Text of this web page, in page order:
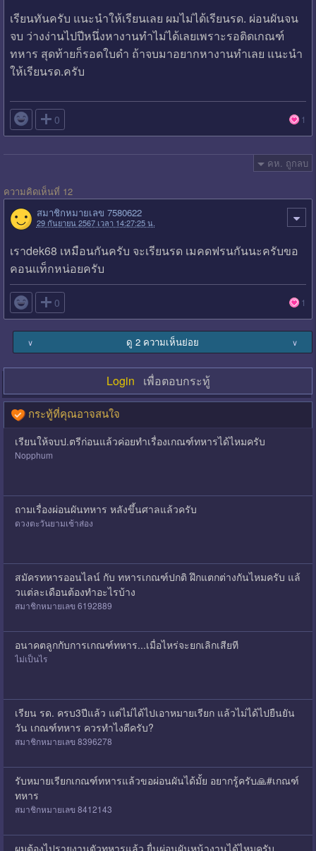
เรียนทันครับ แนะนำให้เรียนเลย ผมไม่ได้เรียนรด. ผ่อนผันจน
จบ ว่างง่านไปปีหนึ่งหางานทำไม่ได้เลยเพราะรอติดเกณฑ์
ทหาร สุดท้ายก็รอดใบดำ ถ้าจบมาอยากหางานทำเลย แนะนำ
ให้เรียนรด.ครับ
 0 1
คห. ถูกลบ
ความคิดเห็นที่ 12
สมาชิกหมายเลข 7580622
29 กันยายน 2567 เวลา 14:27:25 น.
เราdek68 เหมือนกันครับ จะเรียนรด เมคดฟรนกันนะครับขอ
คอนเเท็กหน่อยครับ
 0 1
∨ ดู 2 ความเห็นย่อย ∨
Login เพื่อตอบกระทู้
กระทู้ที่คุณอาจสนใจ
เรียนให้จบป.ตรีก่อนแล้วค่อยทำเรื่องเกณฑ์ทหารได้ไหมครับ
Nopphum
ถามเรื่องผ่อนผันทหาร หลังขึ้นศาลแล้วครับ
ดวงตะวันยามเช้าส่อง
สมัครทหารออนไลน์ กับ ทหารเกณฑ์ปกติ ฝึกแตกต่างกันไหมครับ แล้
วแต่ละเดือนต้องทำอะไรบ้าง
สมาชิกหมายเลข 6192889
อนาคตลูกกับการเกณฑ์ทหาร...เมื่อไหร่จะยกเลิกเสียที
ไม่เป็นไร
เรียน รด. ครบ3ปีแล้ว แต่ไม่ได้ไปเอาหมายเรียก แล้วไม่ได้ไปยืนยัน
วัน เกณฑ์ทหาร ควรทำไงดีครับ?
สมาชิกหมายเลข 8396278
รับหมายเรียกเกณฑ์ทหารแล้วขอผ่อนผันได้มั้ย อยากรู้ครับ🙏#เกณฑ์
ทหาร
สมาชิกหมายเลข 8412143
ผมต้องไปรายงานตัวทหารแล้ว ยื่นผ่อนผันหน้างานได้ไหมครับ